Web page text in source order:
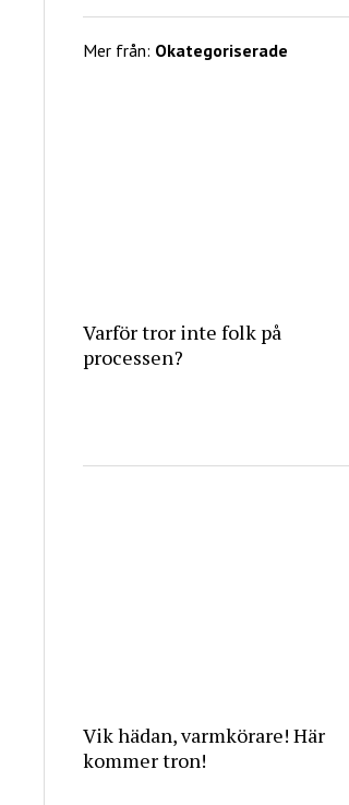
Mer från: Okategoriserade
Varför tror inte folk på
processen?
Vik hädan, varmkörare! Här
kommer tron!